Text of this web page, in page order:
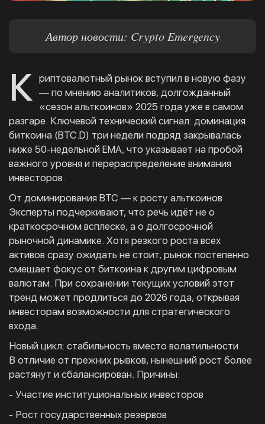
Автор новости: Crypto Emergency
К риптовалютный рынок вступил в новую фазу
— по мнению аналитиков, долгожданный
«сезон альткоинов» 2025 года уже в самом
разгаре. Ключевой технический сигнал: доминация
биткоина (BTC.D) три недели подряд закрывалась
ниже 50-недельной EMA, что указывает на пробой
важного уровня и перераспределение внимания
инвесторов.
От доминирования BTC — к росту альткоинов
Эксперты подчеркивают, что речь идёт не о
краткосрочном всплеске, а о долгосрочной
рыночной динамике. Хотя резкого роста всех
активов сразу ожидать не стоит, рынок постепенно
смещает фокус от биткоина к другим цифровым
валютам. При сохранении текущих условий этот
тренд может продлиться до 2026 года, открывая
инвесторам возможности для стратегического
входа.
Новый цикл: стабильность вместо волатильности
В отличие от прежних рывков, нынешний рост более
растянут и сбалансирован. Причины:
- Участие институциональных инвесторов
- Рост государственных резервов